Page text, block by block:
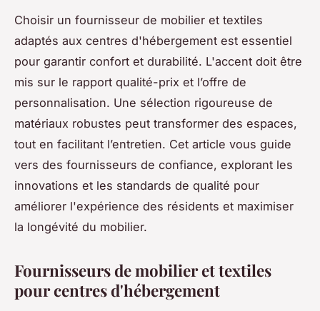
Choisir un fournisseur de mobilier et textiles
adaptés aux centres d'hébergement est essentiel
pour garantir confort et durabilité. L'accent doit être
mis sur le rapport qualité-prix et l’offre de
personnalisation. Une sélection rigoureuse de
matériaux robustes peut transformer des espaces,
tout en facilitant l’entretien. Cet article vous guide
vers des fournisseurs de confiance, explorant les
innovations et les standards de qualité pour
améliorer l'expérience des résidents et maximiser
la longévité du mobilier.
Fournisseurs de mobilier et textiles
pour centres d'hébergement